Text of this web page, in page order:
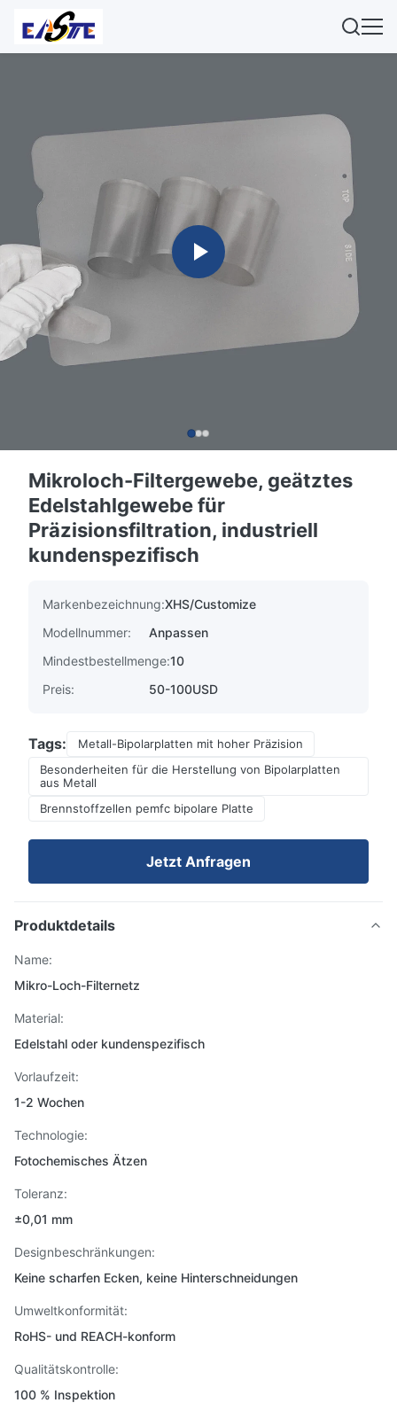
Mikroloch-Filtergewebe, geätztes
Edelstahlgewebe für
Präzisionsfiltration, industriell
kundenspezifisch
Markenbezeichnung:XHS/Customize
Modellnummer:
Anpassen
Mindestbestellmenge:10
Preis:
50-100USD
Tags:
Metall-Bipolarplatten mit hoher Präzision
Besonderheiten für die Herstellung von Bipolarplatten
aus Metall
Brennstoffzellen pemfc bipolare Platte
Jetzt Anfragen
Produktdetails
Name:
Mikro-Loch-Filternetz
Material:
Edelstahl oder kundenspezifisch
Vorlaufzeit:
1-2 Wochen
Technologie:
Fotochemisches Ätzen
Toleranz:
±0,01 mm
Designbeschränkungen:
Keine scharfen Ecken, keine Hinterschneidungen
Umweltkonformität:
RoHS- und REACH-konform
Qualitätskontrolle:
100 % Inspektion